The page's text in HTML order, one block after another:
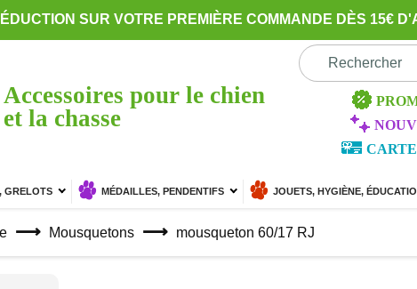
SUR VOTRE PREMIÈRE COMMANDE DÈS 15€
Accessoires pour le chien
et la chasse
GRELOTS MÉDAILLES, PENDENTIFS JOUETS, HYGIÈNE,
Mousquetons mousqueton 60/17 RJ